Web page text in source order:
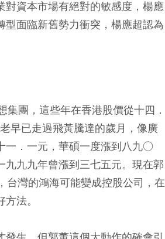
資本市場有絕對的敏感度，楊應
面臨新舊勢力衝突，楊應超認為
團，這些年在香港股價從十四．
早已走過飛黃騰達的歲月，像廣
．一元，華碩一度漲到八九○
九九年曾漲到三七五元。現在郭
台灣的鴻海可能變成控股公司，在
法。